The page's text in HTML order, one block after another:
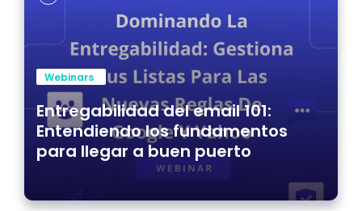
Webinars
Entregabilidad del email 101:
Entendiendo los fundamentos
para llegar a buen puerto